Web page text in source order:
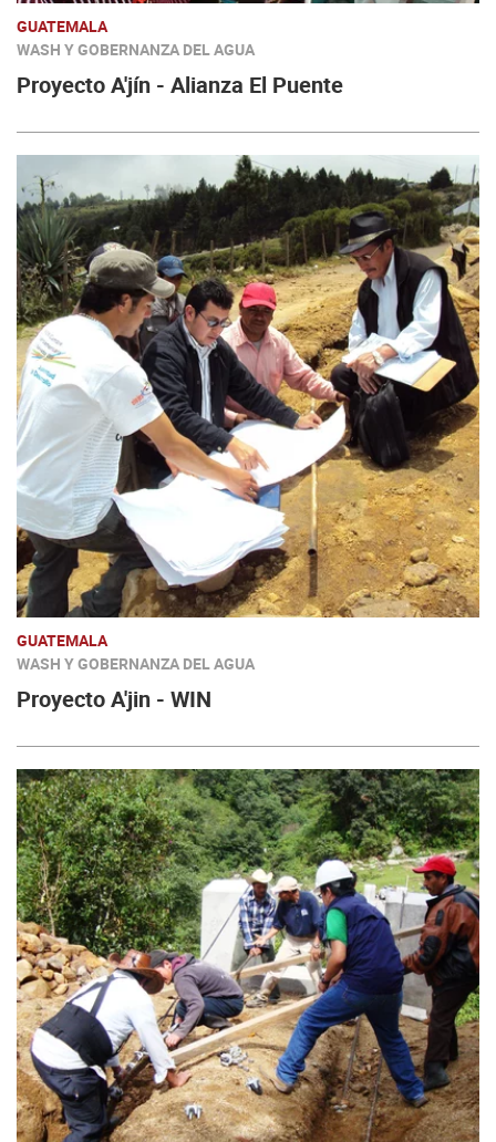
GUATEMALA
WASH Y GOBERNANZA DEL AGUA
Proyecto A'jín - Alianza El Puente
GUATEMALA
WASH Y GOBERNANZA DEL AGUA
Proyecto A'jin - WIN